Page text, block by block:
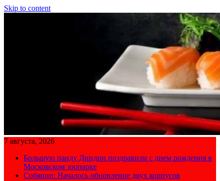
Skip to content
7 августа, 2026
Большую панду Диндин поздравили с днем рождения в
Московском зоопарке
Собянин: Началось обновление двух корпусов